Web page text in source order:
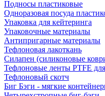
Подносы пластиковые
Одноразовая посуда
Упаковка для кейтеринга
Упаковочные материалы
Антипригарные материалы
Тефлоновая лакоткань
Силапен (силиконовые
Тефлоновые ленты PTFE
Тефлоновый скотч
Биг Бэги - мягкие